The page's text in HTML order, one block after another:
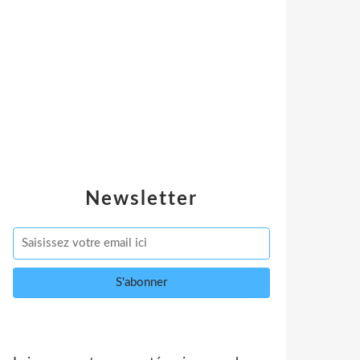
Newsletter